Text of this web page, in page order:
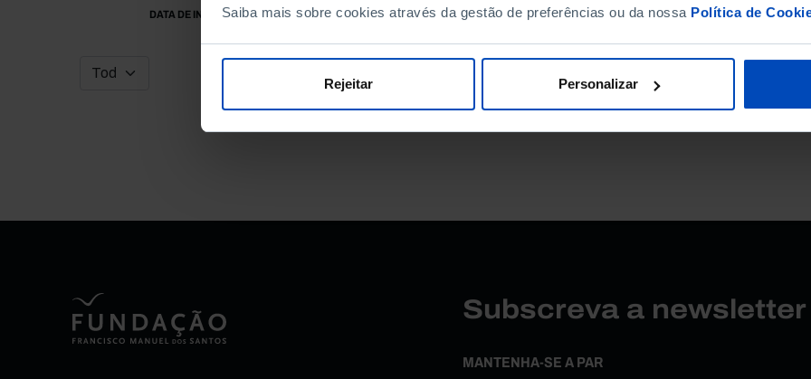
Saiba mais sobre cookies através da gestão de preferências ou da nossa Política de
Rejeitar Personalizar
DATA DE INÍCIO
DATA DE FIM
Subscreva a
MANTENHA-SE A PAR